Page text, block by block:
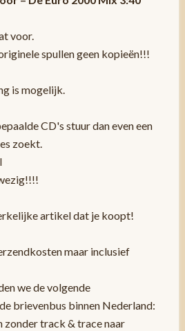
voor.
spullen geen kopieën!!!
is mogelijk.
CD's stuur dan even een
zoekt.
artikel dat je koopt!
maar inclusief
we de volgende
brievenbus binnen Nederland:
zonder track & trace naar